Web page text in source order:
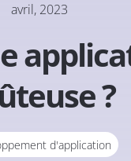
avril, 2023
?
d'application